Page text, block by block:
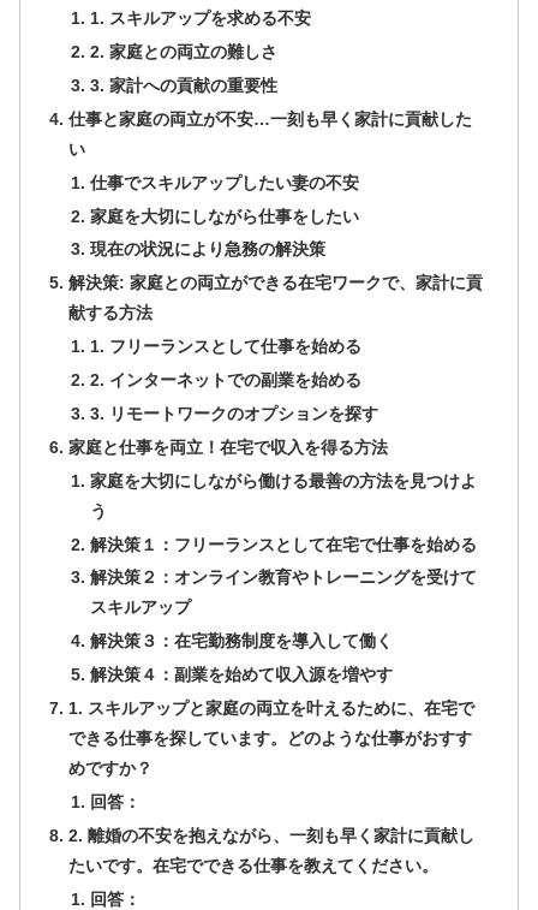
1. スキルアップを求める不安
2. 家庭との両立の難しさ
3. 家計への貢献の重要性
仕事と家庭の両立が不安…一刻も早く家計に貢献した
い
仕事でスキルアップしたい妻の不安
家庭を大切にしながら仕事をしたい
現在の状況により急務の解決策
解決策: 家庭との両立ができる在宅ワークで、家計に貢
献する方法
1. フリーランスとして仕事を始める
2. インターネットでの副業を始める
3. リモートワークのオプションを探す
家庭と仕事を両立！在宅で収入を得る方法
家庭を大切にしながら働ける最善の方法を見つけよ
う
解決策１：フリーランスとして在宅で仕事を始める
解決策２：オンライン教育やトレーニングを受けて
スキルアップ
解決策３：在宅勤務制度を導入して働く
解決策４：副業を始めて収入源を増やす
1. スキルアップと家庭の両立を叶えるために、在宅で
できる仕事を探しています。どのような仕事がおすす
めですか？
回答：
2. 離婚の不安を抱えながら、一刻も早く家計に貢献し
たいです。在宅でできる仕事を教えてください。
回答：